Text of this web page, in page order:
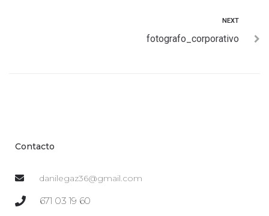
NEXT
fotografo_corporativo
Contacto
danilegaz36@gmail.com
671 03 19 60